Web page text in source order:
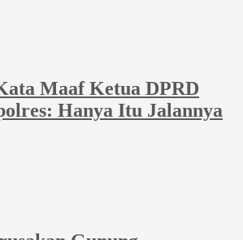
Maaf Ketua DPRD
Hanya Itu Jalannya